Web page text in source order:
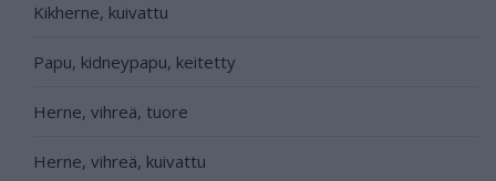
Kikherne, kuivattu
Papu, kidneypapu, keitetty
Herne, vihreä, tuore
Herne, vihreä, kuivattu